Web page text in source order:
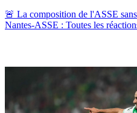
🚨 La composition de l'ASSE
Nantes-ASSE : Toutes les